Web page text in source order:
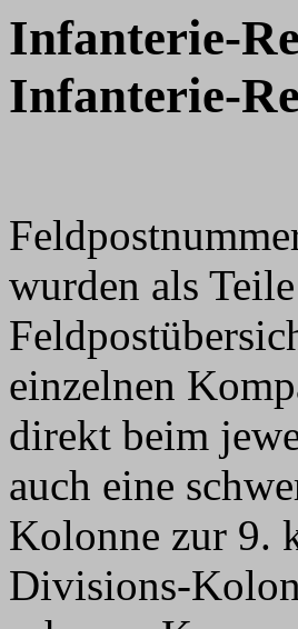
Infanterie-
Infanterie-
wurden als
einzelnen
direkt beim
auch eine
Kolonne zur 9.
Divisions-